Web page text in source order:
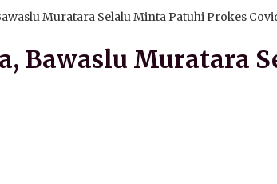
Muratara Selalu Minta Patuhi Prokes
Bawaslu Muratara